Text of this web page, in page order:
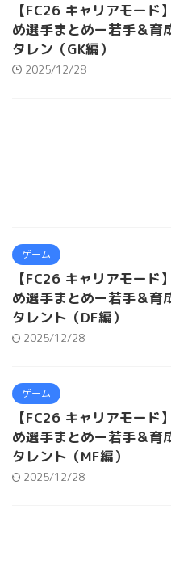
【FC26 キャリアモード
め選手まとめー若手＆育
タレン（GK編）
2025/12/28
ゲーム
【FC26 キャリアモード
め選手まとめー若手＆育
タレント（DF編）
2025/12/28
ゲーム
【FC26 キャリアモード
め選手まとめー若手＆育
タレント（MF編）
2025/12/28